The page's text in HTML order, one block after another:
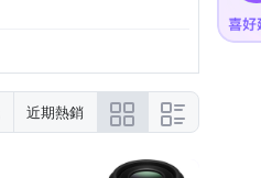
近期熱銷